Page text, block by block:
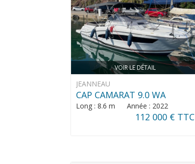
VOIR LE DÉTAIL
JEANNEAU
CAP CAMARAT 9.0 WA
Long : 8.6 m Année : 2022
112 000 € TTC